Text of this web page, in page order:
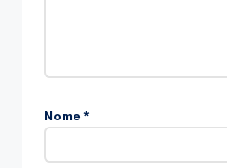
Nome *